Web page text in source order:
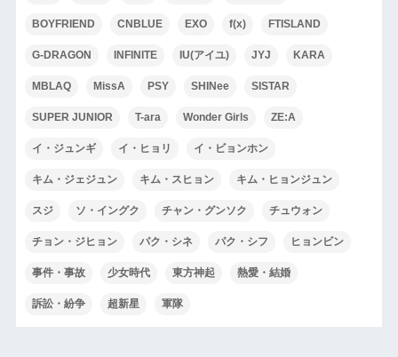
BOYFRIEND CNBLUE EXO f(x) FTISLAND
G-DRAGON INFINITE IU(アイユ) JYJ KARA
MBLAQ MissA PSY SHINee SISTAR
SUPER JUNIOR T-ara Wonder Girls ZE:A
イ・ジュンギ イ・ヒョリ イ・ビョンホン
キム・ジェジュン キム・スヒョン キム・ヒョンジュン
スジ ソ・イングク チャン・グンソク チュウォン
チョン・ジヒョン パク・シネ パク・シフ ヒョンビン
事件・事故 少女時代 東方神起 熱愛・結婚
訴訟・紛争 超新星 軍隊